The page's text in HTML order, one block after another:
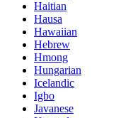
Haitian
Hausa
Hawaiian
Hebrew
Hmong
Hungarian
Icelandic
Igbo
Javanese